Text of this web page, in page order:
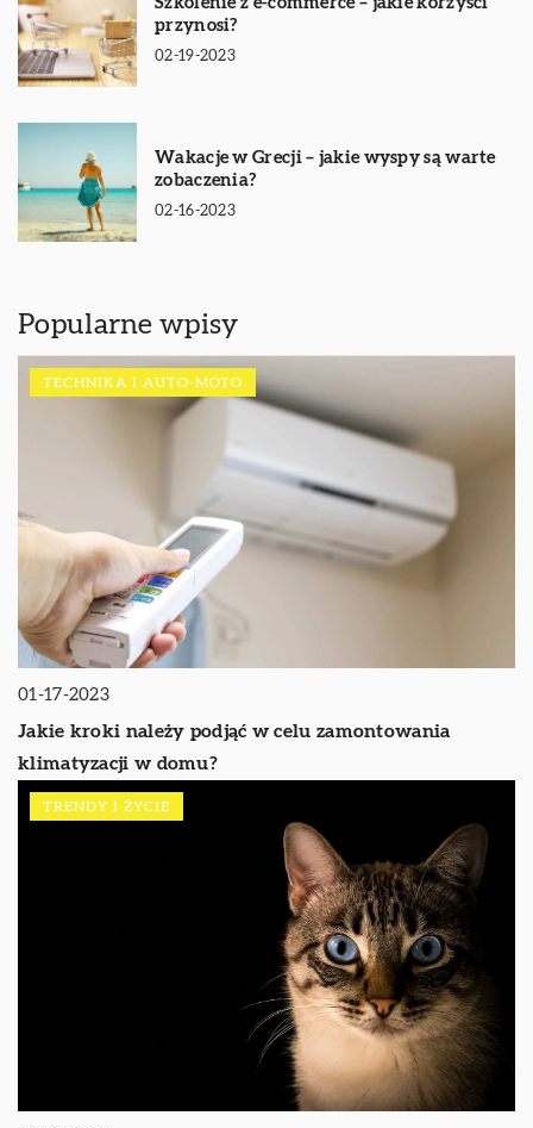
przynosi?
02-19-2023
Wakacje w Grecji – jakie wyspy są warte
zobaczenia?
02-16-2023
Popularne wpisy
TECHNIKA I AUTO-MOTO
01-17-2023
Jakie kroki należy podjąć w celu zamontowania
klimatyzacji w domu?
TRENDY I ŻYCIE